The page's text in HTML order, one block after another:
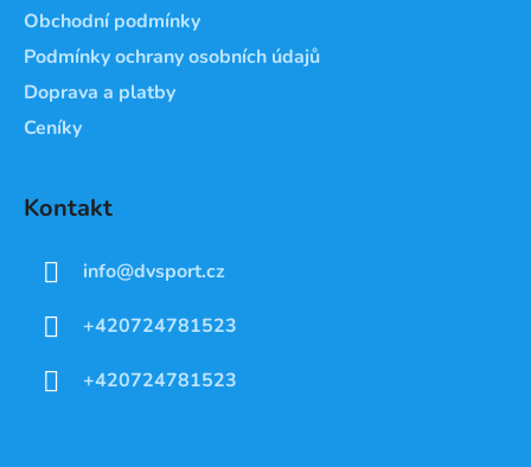
Obchodní podmínky
Podmínky ochrany osobních údajů
Doprava a platby
Ceníky
Kontakt
info@dvsport.cz
+420724781523
+420724781523